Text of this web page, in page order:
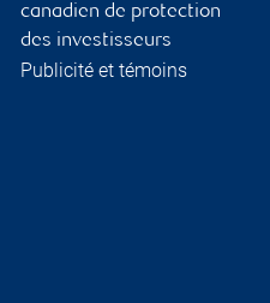
canadien de protection
des investisseurs
Publicité et témoins